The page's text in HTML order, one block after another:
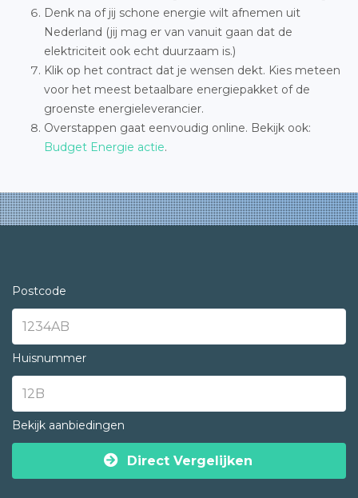
Denk na of jij schone energie wilt afnemen uit
Nederland (jij mag er van vanuit gaan dat de
elektriciteit ook echt duurzaam is.)
Klik op het contract dat je wensen dekt. Kies meteen
voor het meest betaalbare energiepakket of de
groenste energieleverancier.
Overstappen gaat eenvoudig online. Bekijk ook:
Budget Energie actie.
Postcode
Huisnummer
Bekijk aanbiedingen
Direct Vergelijken